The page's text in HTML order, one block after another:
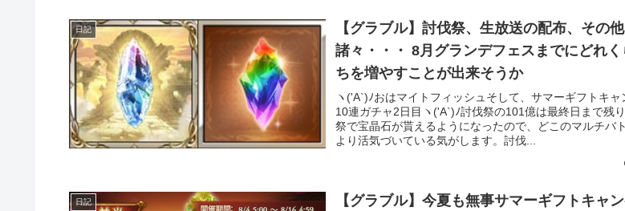
日記
【グラブル】討伐祭、生放送の配布、その他
諸々・・・ 8月グランデフェスまでにどれくらい手持
ちを増やすことが出来そうか
ヽ('A`)ﾉおはマイトフィッシュそして、サマーギフトキ
10連ガチャ2日目ヽ('A`)ﾉ討伐祭の101億は最終日まで残
祭で宝晶石が貰えるようになったので、どこのマルチバ
より活気づいている気がします。討伐...
日記
【グラブル】今夏も無事サマーギフトキャ